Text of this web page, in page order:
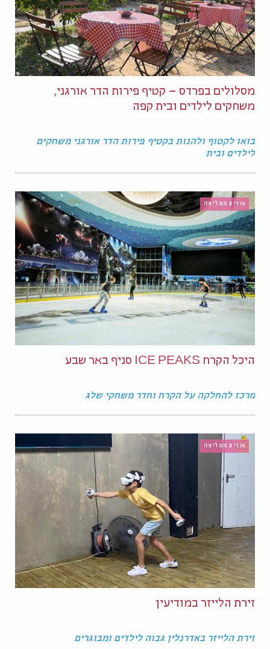
מסלולים בפרדס – קטיף פירות הדר אורגני,
משחקים לילדים ובית קפה
בואו לקטוף ולהנות בקטיף פירות הדר אורגני משחקים
לילדים ובית
אורית ממליצה
היכל הקרח ICE PEAKS סניף באר שבע
מרכז להחלקה על הקרח וחדר משחקי שלג
אורית ממליצה
זירת הלייזר במודיעין
זירת הלייזר באדרנלין גבוה לילדים ומבוגרים